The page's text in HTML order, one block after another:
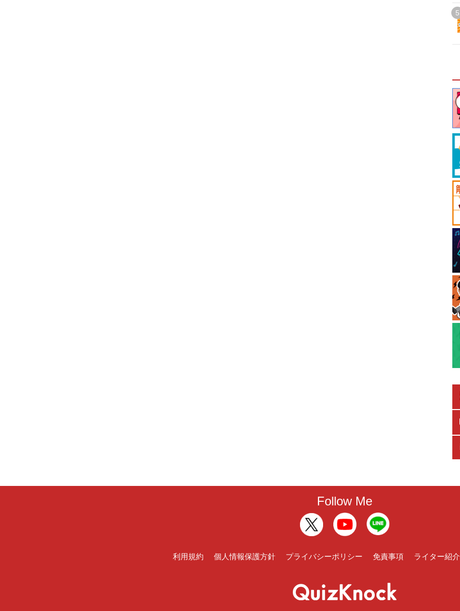
5
Follow Me
利用規約 個人情報保護方針 プライバシーポリシー 免責事項 ライター紹介